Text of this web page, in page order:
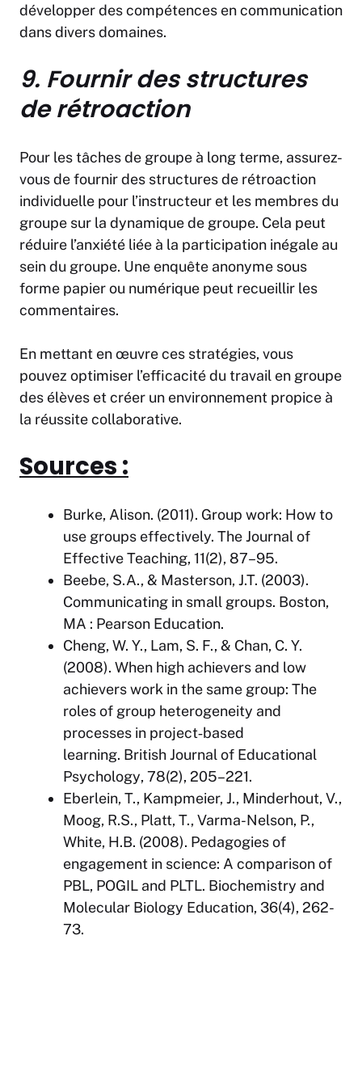
développer des compétences en communication
dans divers domaines.
9. Fournir des structures
de rétroaction
Pour les tâches de groupe à long terme, assurez-
vous de fournir des structures de rétroaction
individuelle pour l’instructeur et les membres du
groupe sur la dynamique de groupe. Cela peut
réduire l’anxiété liée à la participation inégale au
sein du groupe. Une enquête anonyme sous
forme papier ou numérique peut recueillir les
commentaires.
En mettant en œuvre ces stratégies, vous
pouvez optimiser l’efficacité du travail en groupe
des élèves et créer un environnement propice à
la réussite collaborative.
Sources :
Burke, Alison. (2011). Group work: How to
use groups effectively. The Journal of
Effective Teaching, 11(2), 87–95.
Beebe, S.A., & Masterson, J.T. (2003).
Communicating in small groups. Boston,
MA : Pearson Education.
Cheng, W. Y., Lam, S. F., & Chan, C. Y.
(2008). When high achievers and low
achievers work in the same group: The
roles of group heterogeneity and
processes in project‐based
learning. British Journal of Educational
Psychology, 78(2), 205–221.
Eberlein, T., Kampmeier, J., Minderhout, V.,
Moog, R.S., Platt, T., Varma-Nelson, P.,
White, H.B. (2008). Pedagogies of
engagement in science: A comparison of
PBL, POGIL and PLTL. Biochemistry and
Molecular Biology Education, 36(4), 262-
73.